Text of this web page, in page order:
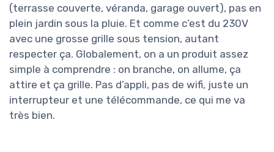
(terrasse couverte, véranda, garage ouvert), pas en
plein jardin sous la pluie. Et comme c’est du 230V
avec une grosse grille sous tension, autant
respecter ça. Globalement, on a un produit assez
simple à comprendre : on branche, on allume, ça
attire et ça grille. Pas d’appli, pas de wifi, juste un
interrupteur et une télécommande, ce qui me va
très bien.